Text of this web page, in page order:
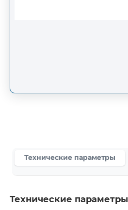
Технические параметры
Технические параметры